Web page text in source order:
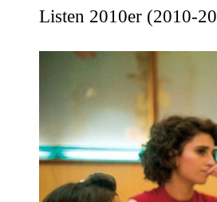
Listen 2010er (2010-